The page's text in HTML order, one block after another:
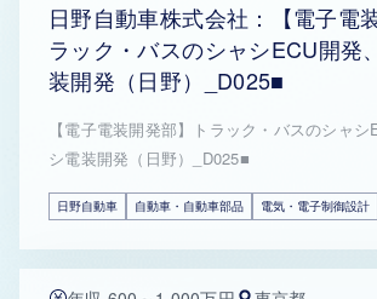
日野自動車株式会社：【電子電
ラック・バスのシャシECU開発
装開発（日野）_D025■
【電子電装開発部】トラック・バスのシャシ
シ電装開発（日野）_D025■
日野自動車 自動車・自動車部品 電気・電子制御設計